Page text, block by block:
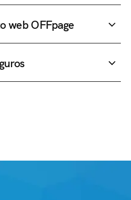
web OFFpage